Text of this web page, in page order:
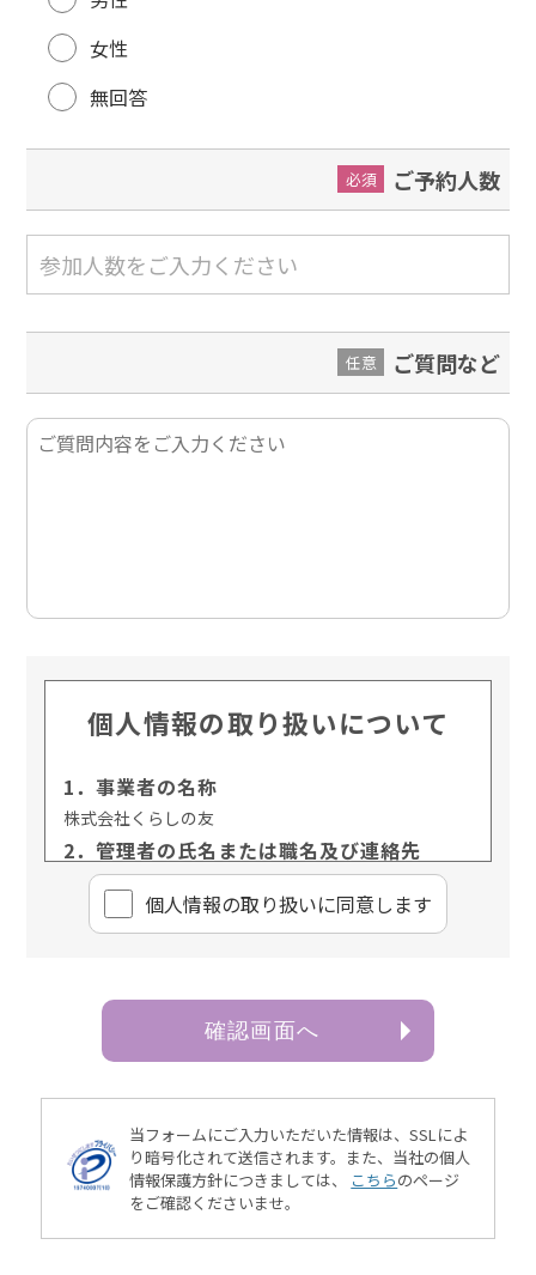
女性
無回答
ご予約人数
必須
ご質問など
任意
個人情報の取り扱いについて
1．事業者の名称
株式会社くらしの友
2．管理者の氏名または職名及び連絡先
管理者名：個人情報保護管理責任者 樋口 佳浩
連絡先：03-3735-3102
3．個人情報の利用目的
るものを含む。以下「書面」という）に記載された個
人情報を直接取得する場合、お客様情報は、お客様の
お問い合わせ・お申込みに関する回答、資料送付、会
員情報の変更等に利用いたします。
4．個人情報の第三者提供
当社は、次に掲げる場合を除き、お客様の個人情報を
第三者に提供することはございません。
（1）ご本人様の同意がある場合
（2）法令に基づく場合
個⼈情報の取り扱いに同意します
確認画面へ
当フォームにご入力いただいた情報は、SSLによ
り暗号化されて送信されます。 また、当社の個人
情報保護方針につきましては、 こちらのページ
をご確認くださいませ。